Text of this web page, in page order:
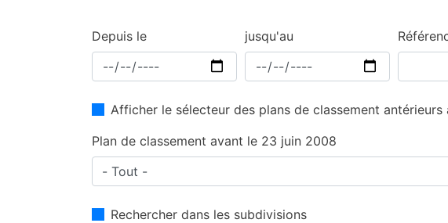
Depuis le jusqu'au
Afficher le sélecteur des plans de classement
Plan de classement avant le 23 juin 2008
Rechercher dans les subdivisions